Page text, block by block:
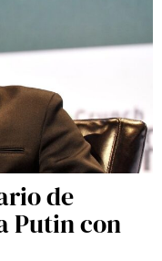
de
Putin con